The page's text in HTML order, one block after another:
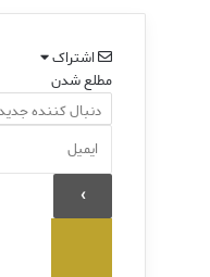
اشتراک
مطلع شدن